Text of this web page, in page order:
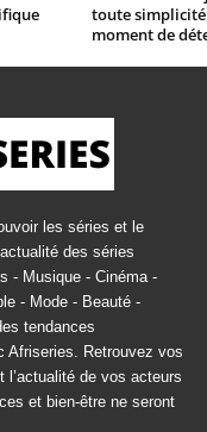
toute simplicité
moment de
les séries et le
des séries
- Musique - Cinéma -
- Mode - Beauté -
tendances
Afriseries. Retrouvez vos
de vos acteurs
et bien-être ne seront